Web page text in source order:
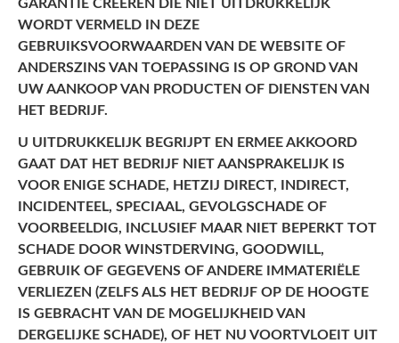
GARANTIE CREËREN DIE NIET UITDRUKKELIJK
WORDT VERMELD IN DEZE
GEBRUIKSVOORWAARDEN VAN DE WEBSITE OF
ANDERSZINS VAN TOEPASSING IS OP GROND VAN
UW AANKOOP VAN PRODUCTEN OF DIENSTEN VAN
HET BEDRIJF.
U UITDRUKKELIJK BEGRIJPT EN ERMEE AKKOORD
GAAT DAT HET BEDRIJF NIET AANSPRAKELIJK IS
VOOR ENIGE SCHADE, HETZIJ DIRECT, INDIRECT,
INCIDENTEEL, SPECIAAL, GEVOLGSCHADE OF
VOORBEELDIG, INCLUSIEF MAAR NIET BEPERKT TOT
SCHADE DOOR WINSTDERVING, GOODWILL,
GEBRUIK OF GEGEVENS OF ANDERE IMMATERIËLE
VERLIEZEN (ZELFS ALS HET BEDRIJF OP DE HOOGTE
IS GEBRACHT VAN DE MOGELIJKHEID VAN
DERGELIJKE SCHADE), OF HET NU VOORTVLOEIT UIT